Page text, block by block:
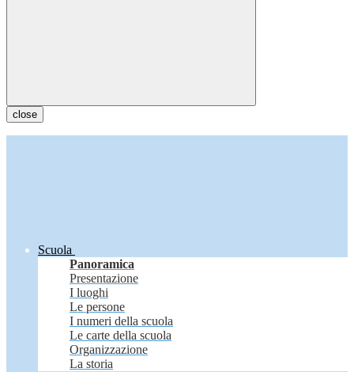
close
Scuola
Panoramica
Presentazione
I luoghi
Le persone
I numeri della scuola
Le carte della scuola
Organizzazione
La storia